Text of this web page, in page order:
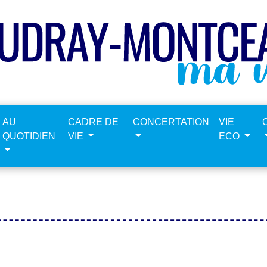
AU
QUOTIDIEN
CADRE DE
VIE
CONCERTATION
VIE
ECO